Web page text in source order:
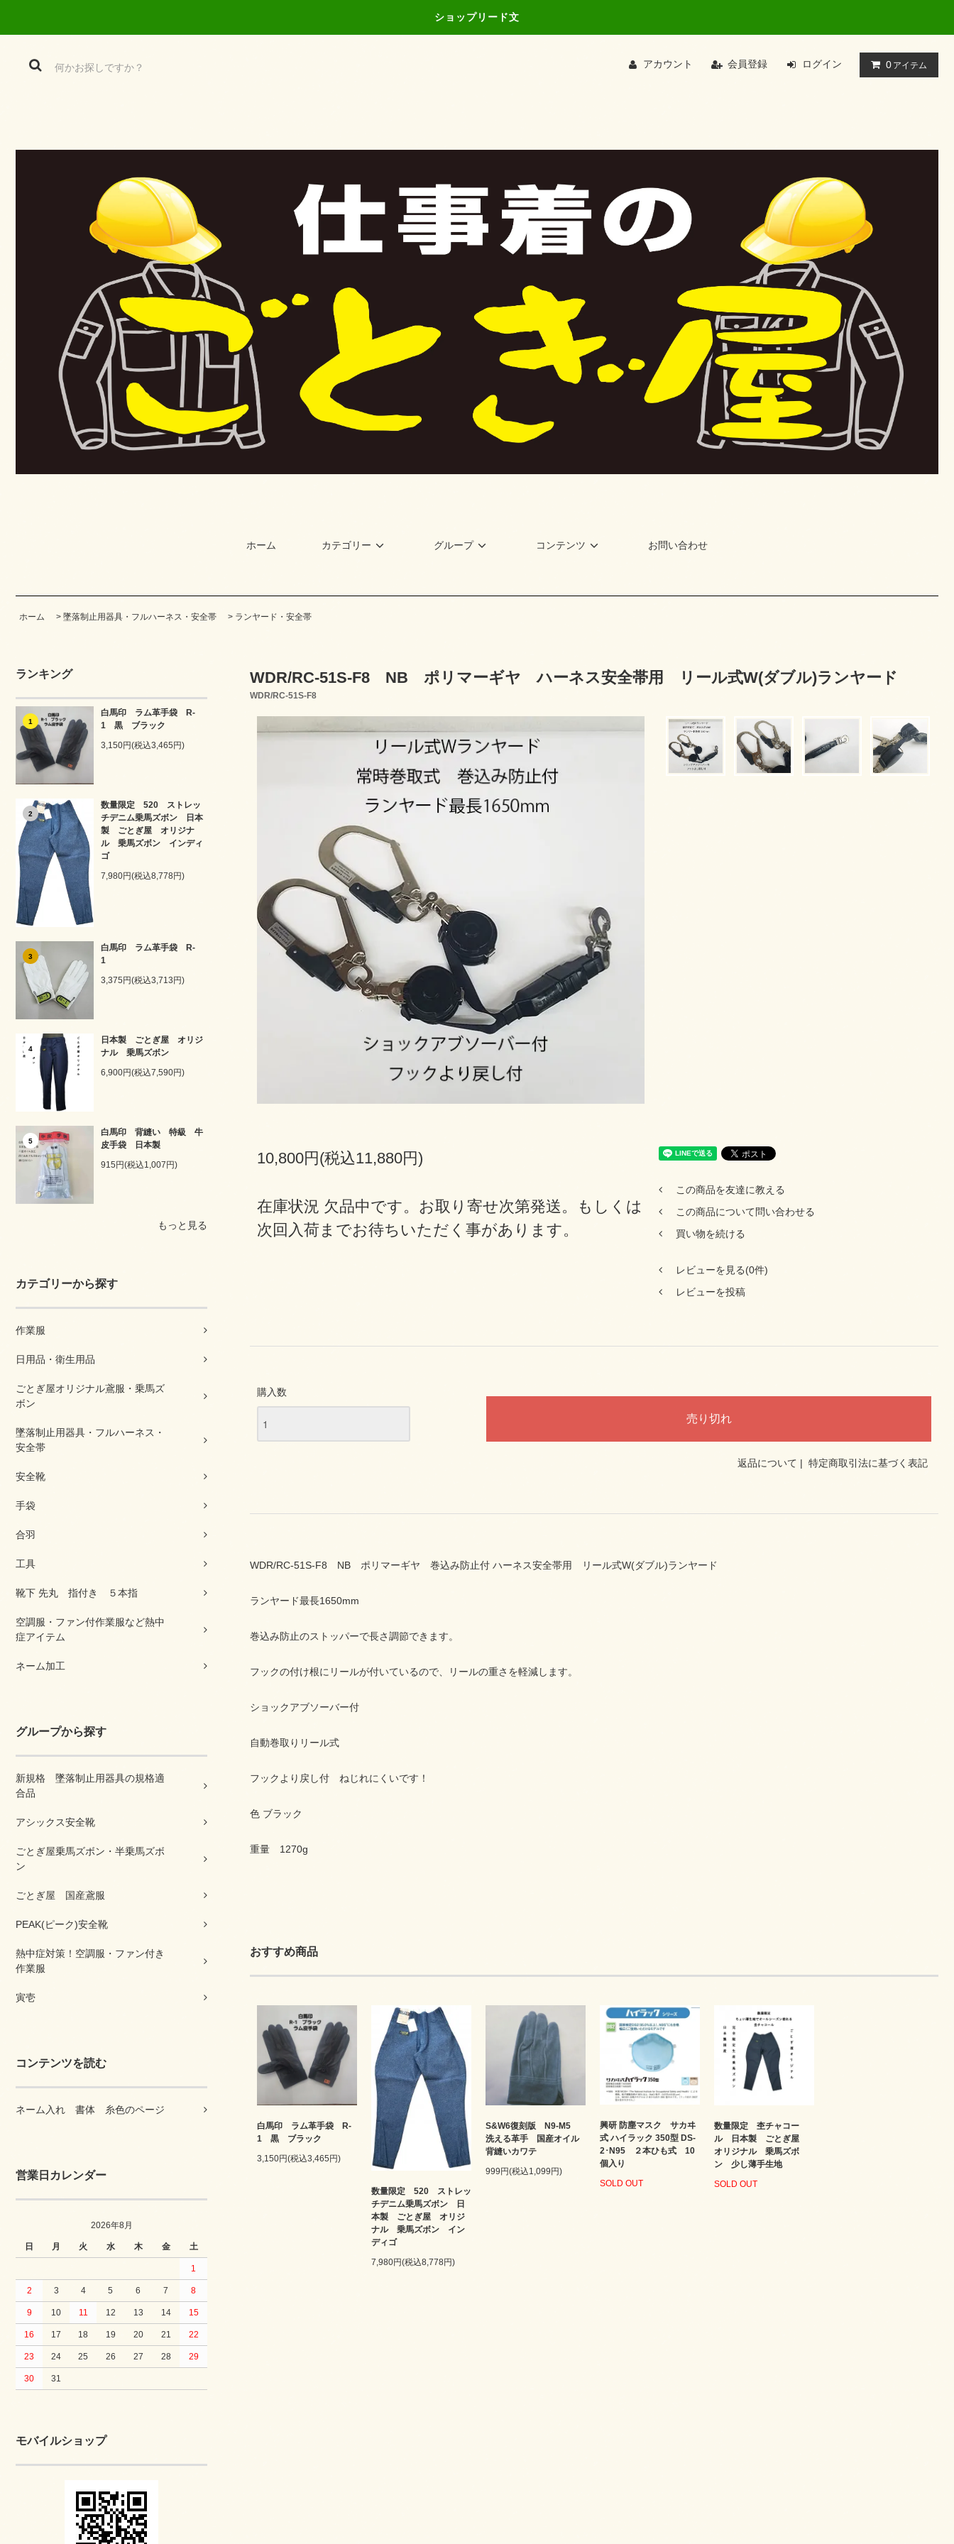
ショップリード文
アカウント 会員登録 ログイン 0 アイテム
ホーム カテゴリー グループ コンテンツ お問い合わせ
ホーム > 墜落制止用器具・フルハーネス・安全帯 > ランヤード・安全帯
ランキング
1
白馬印 ラム革手袋 R-
1 黒 ブラック
3,150円(税込3,465円)
2
数量限定 520 ストレッ
チデニム乗馬ズボン 日本
製 ごとぎ屋 オリジナ
ル 乗馬ズボン インディ
ゴ
7,980円(税込8,778円)
3
白馬印 ラム革手袋 R-
1
3,375円(税込3,713円)
4
日本製 ごとぎ屋 オリジ
ナル 乗馬ズボン
6,900円(税込7,590円)
5
白馬印 背縫い 特級 牛
皮手袋 日本製
915円(税込1,007円)
もっと見る
カテゴリーから探す
作業服
日用品・衛生用品
ごとぎ屋オリジナル鳶服・乗馬ズ
ボン
墜落制止用器具・フルハーネス・
安全帯
安全靴
手袋
合羽
工具
靴下 先丸 指付き ５本指
空調服・ファン付作業服など熱中
症アイテム
ネーム加工
グループから探す
新規格 墜落制止用器具の規格適
合品
アシックス安全靴
ごとぎ屋乗馬ズボン・半乗馬ズボ
ン
ごとぎ屋 国産鳶服
PEAK(ピーク)安全靴
熱中症対策！空調服・ファン付き
作業服
寅壱
コンテンツを読む
ネーム入れ 書体 糸色のページ
営業日カレンダー
2026年8月
日 月 火 水 木 金 土
1
2 3 4 5 6 7 8
9 10 11 12 13 14 15
16 17 18 19 20 21 22
23 24 25 26 27 28 29
30 31
モバイルショップ
WDR/RC-51S-F8 NB ポリマーギヤ ハーネス安全帯用 リール式W(ダブル)ランヤード
WDR/RC-51S-F8
10,800円(税込11,880円)
在庫状況 欠品中です。お取り寄せ次第発送。もしくは
次回入荷までお待ちいただく事があります。
この商品を友達に教える
この商品について問い合わせる
買い物を続ける
レビューを見る(0件)
レビューを投稿
購入数
返品について | 特定商取引法に基づく表記
WDR/RC-51S-F8 NB ポリマーギヤ 巻込み防止付 ハーネス安全帯用 リール式W(ダブル)ランヤード
ランヤード最長1650mm
巻込み防止のストッパーで長さ調節できます。
フックの付け根にリールが付いているので、リールの重さを軽減します。
ショックアブソーバー付
自動巻取りリール式
フックより戻し付 ねじれにくいです！
色 ブラック
重量 1270g
おすすめ商品
白馬印 ラム革手袋 R-
1 黒 ブラック
3,150円(税込3,465円)
数量限定 520 ストレッ
チデニム乗馬ズボン 日
本製 ごとぎ屋 オリジ
ナル 乗馬ズボン イン
ディゴ
7,980円(税込8,778円)
S&W6復刻版 N9-M5
洗える革手 国産オイル
背縫いカワテ
999円(税込1,099円)
興研 防塵マスク サカヰ
式 ハイラック 350型 DS-
2･N95 ２本ひも式 10
個入り
SOLD OUT
数量限定 杢チャコー
ル 日本製 ごとぎ屋
オリジナル 乗馬ズボ
ン 少し薄手生地
SOLD OUT